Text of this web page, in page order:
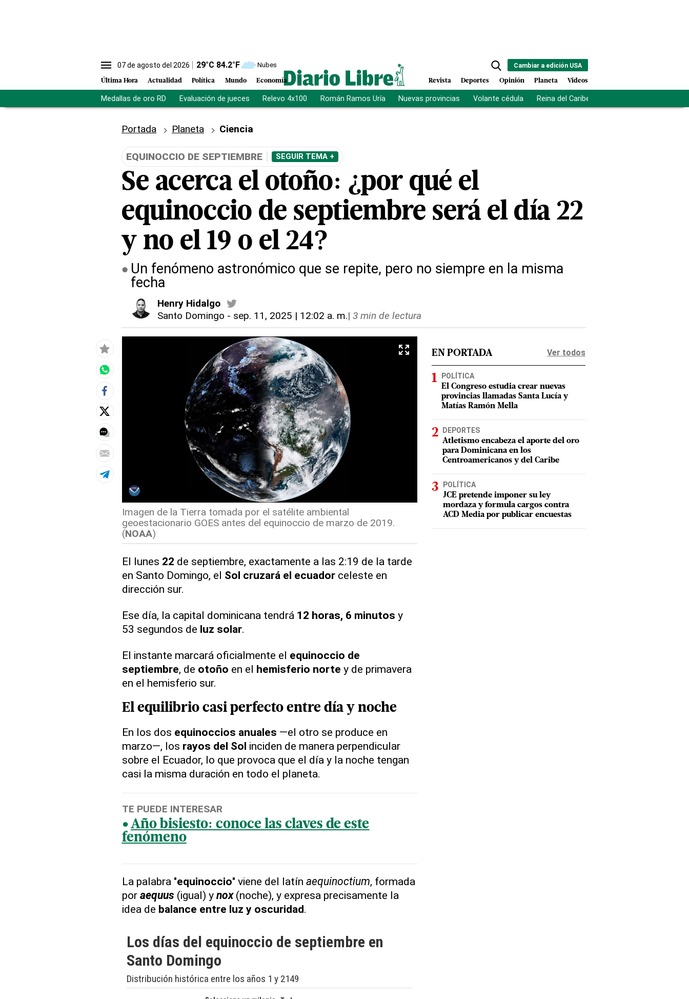
07 de agosto del 2026 29°C 84.2°F Nubes
Última Hora Actualidad Política Mundo Economía
Cambiar a edición USA
Revista Deportes Opinión Planeta Videos
Medallas de oro RD Evaluación de jueces Relevo 4x100 Román Ramos Uría Nuevas provincias Volante cédula Reina del Caribe
Portada Planeta Ciencia
EQUINOCCIO DE SEPTIEMBRE SEGUIR TEMA +
Se acerca el otoño: ¿por qué el
equinoccio de septiembre será el día 22
y no el 19 o el 24?
Un fenómeno astronómico que se repite, pero no siempre en la misma
fecha
Henry Hidalgo
Santo Domingo - sep. 11, 2025 | 12:02 a. m.| 3 min de lectura
Imagen de la Tierra tomada por el satélite ambiental
geoestacionario GOES antes del equinoccio de marzo de 2019.
(NOAA)
El lunes 22 de septiembre, exactamente a las 2:19 de la tarde
en Santo Domingo, el Sol cruzará el ecuadorceleste en
dirección sur.
Ese día, la capital dominicana tendrá 12 horas, 6 minutos y
53 segundos de luz solar.
El instante marcará oficialmente el equinoccio de
septiembre, de otoño en el hemisferio norte y de primavera
en el hemisferio sur.
El equilibrio casi perfectoentre día y noche
En los dos equinoccios anuales —el otro se produce en
marzo—, los rayos del Sol inciden de manera perpendicular
sobre el Ecuador, lo que provoca que el día y la noche tengan
casi la misma duración en todo el planeta.
TE PUEDE INTERESAR
Año bisiesto: conoce las claves de este
fenómeno
La palabra "equinoccio" viene del latín aequinoctium, formada
por aequus (igual) y nox(noche), y expresa precisamente la
idea de balance entre luz y oscuridad.
EN PORTADA Ver todos
POLÍTICA
El Congreso estudia crear nuevas
provincias llamadas Santa Lucía y
Matías Ramón Mella
DEPORTES
Atletismo encabeza el aporte del oro
para Dominicana en los
Centroamericanos y del Caribe
POLÍTICA
JCE pretende imponer su ley
mordaza y formula cargos contra
ACD Media por publicar encuestas